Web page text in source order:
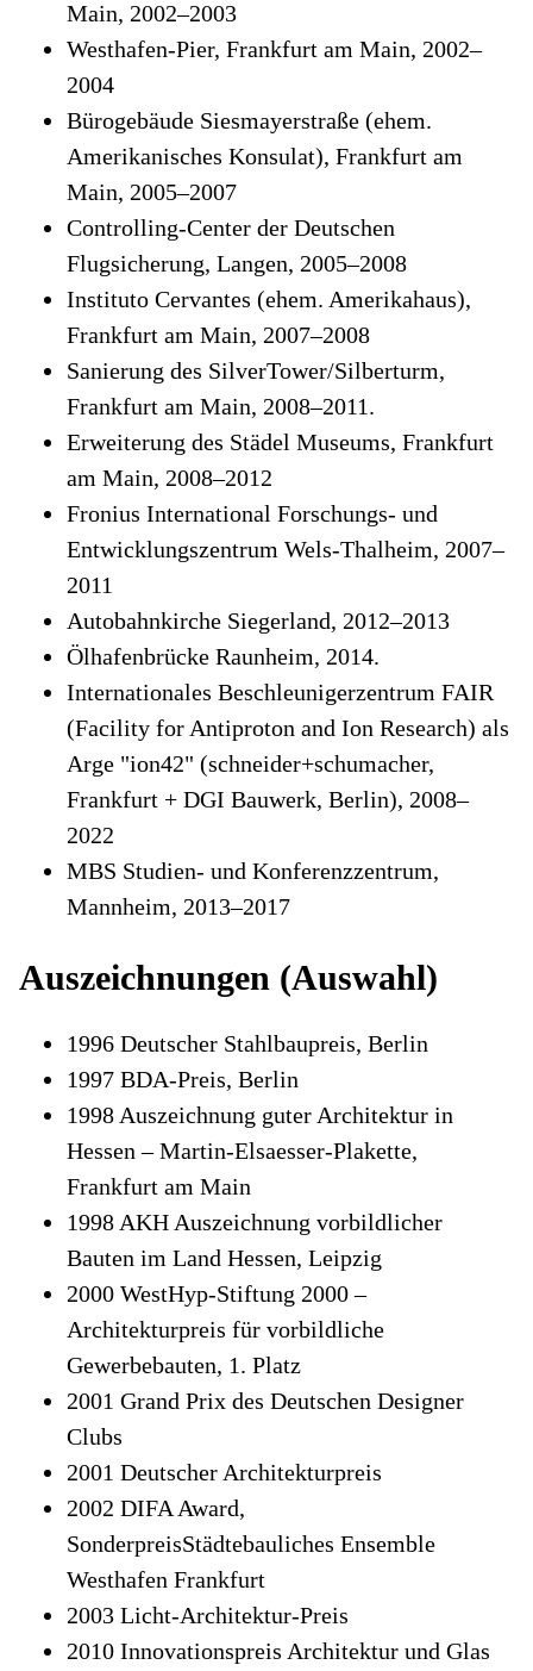
Main, 2002–2003
Westhafen-Pier, Frankfurt am Main, 2002–
2004
Bürogebäude Siesmayerstraße (ehem.
Amerikanisches Konsulat), Frankfurt am
Main, 2005–2007
Controlling-Center der Deutschen
Flugsicherung, Langen, 2005–2008
Instituto Cervantes (ehem. Amerikahaus),
Frankfurt am Main, 2007–2008
Sanierung des SilverTower/Silberturm,
Frankfurt am Main, 2008–2011.
Erweiterung des Städel Museums, Frankfurt
am Main, 2008–2012
Fronius International Forschungs- und
Entwicklungszentrum Wels-Thalheim, 2007–
2011
Autobahnkirche Siegerland, 2012–2013
Ölhafenbrücke Raunheim, 2014.
Internationales Beschleunigerzentrum FAIR
(Facility for Antiproton and Ion Research) als
Arge "ion42" (schneider+schumacher,
Frankfurt + DGI Bauwerk, Berlin), 2008–
2022
MBS Studien- und Konferenzzentrum,
Mannheim, 2013–2017
Auszeichnungen (Auswahl)
1996 Deutscher Stahlbaupreis, Berlin
1997 BDA-Preis, Berlin
1998 Auszeichnung guter Architektur in
Hessen – Martin-Elsaesser-Plakette,
Frankfurt am Main
1998 AKH Auszeichnung vorbildlicher
Bauten im Land Hessen, Leipzig
2000 WestHyp-Stiftung 2000 –
Architekturpreis für vorbildliche
Gewerbebauten, 1. Platz
2001 Grand Prix des Deutschen Designer
Clubs
2001 Deutscher Architekturpreis
2002 DIFA Award,
SonderpreisStädtebauliches Ensemble
Westhafen Frankfurt
2003 Licht-Architektur-Preis
2010 Innovationspreis Architektur und Glas